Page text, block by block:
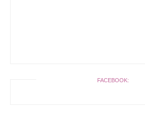
FACEBOOK: